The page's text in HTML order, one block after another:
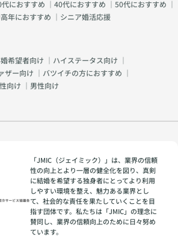
におすすめ ｜ 40代におすすめ ｜ 50代におすすめ ｜
年におすすめ ｜ シニア婚活応援
希望者向け ｜ ハイステータス向け ｜
ザー向け ｜ バツイチの方におすすめ ｜
向け ｜ 男性向け
「JMIC（ジェイミック）」は、業界の信頼
性の向上とより一層の健全化を図り、真剣
に結婚を希望する独身者にとってより利用
しやすい環境を整え、魅力ある業界とし
て、社会的な責任を果たしていくことを目
指す団体です。私たちは「JMIC」の理念に
賛同し、業界の信頼向上のために日々努め
ています。